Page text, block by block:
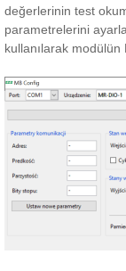
değerlerinin test
parametrelerini
kullanılarak modülün